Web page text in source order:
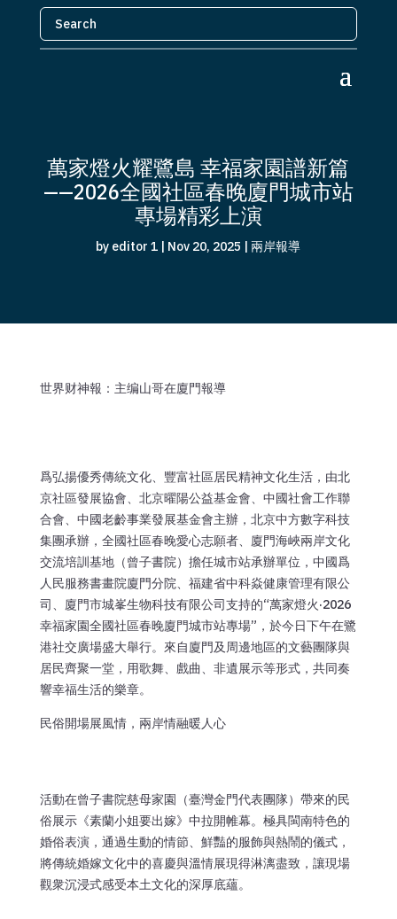
萬家燈火耀鷺島 幸福家園譜新篇
——2026全國社區春晚廈門城市站
專場精彩上演
by editor 1 | Nov 20, 2025 |兩岸報導
世界财神報：主编山哥在廈門報導
爲弘揚優秀傳統文化、豐富社區居民精神文化生活，由北
京社區發展協會、北京曜陽公益基金會、中國社會工作聯
合會、中國老齡事業發展基金會主辦，北京中方數字科技
集團承辦，全國社區春晚愛心志願者、廈門海峽兩岸文化
交流培訓基地（曾子書院）擔任城市站承辦單位，中國爲
人民服務書畫院廈門分院、福建省中科焱健康管理有限公
司、廈門市城峯生物科技有限公司支持的“萬家燈火·2026
幸福家園全國社區春晚廈門城市站專場”，於今日下午在鷺
港社交廣場盛大舉行。來自廈門及周邊地區的文藝團隊與
居民齊聚一堂，用歌舞、戲曲、非遺展示等形式，共同奏
響幸福生活的樂章。
民俗開場展風情，兩岸情融暖人心
活動在曾子書院慈母家園（臺灣金門代表團隊）帶來的民
俗展示《素蘭小姐要出嫁》中拉開帷幕。極具閩南特色的
婚俗表演，通過生動的情節、鮮豔的服飾與熱鬧的儀式，
將傳統婚嫁文化中的喜慶與溫情展現得淋漓盡致，讓現場
觀衆沉浸式感受本土文化的深厚底蘊。